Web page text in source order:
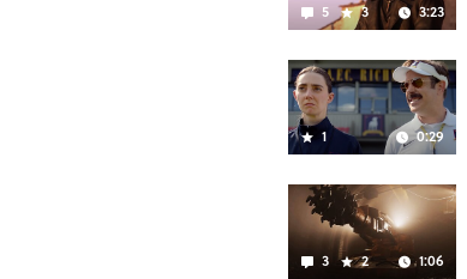
5 3 3:23
1 0:29
3 2 1:06